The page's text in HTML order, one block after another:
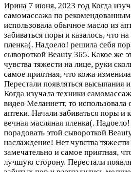
Ирина 7 июня, 2023 год Когда
самомассажа по рекомендованным
использовала обычное масло из
забиваться поры и казалось, что
пленка(. Надоело! решила себя
сывороткой Beauty 365. Какое же
чувства тяжести на лице, руки
самое приятная, что кожа
Перестали появляться высыпания
Когда изучала техники
видео Меланнетт, то
аптеки. Начали забиваться поры и
вечная масляная пленка(.
порадовать этой сывороткой
наслаждение! Нет чувства тяжести
замечательно и самое приятная,
лучшую сторону. Перестали